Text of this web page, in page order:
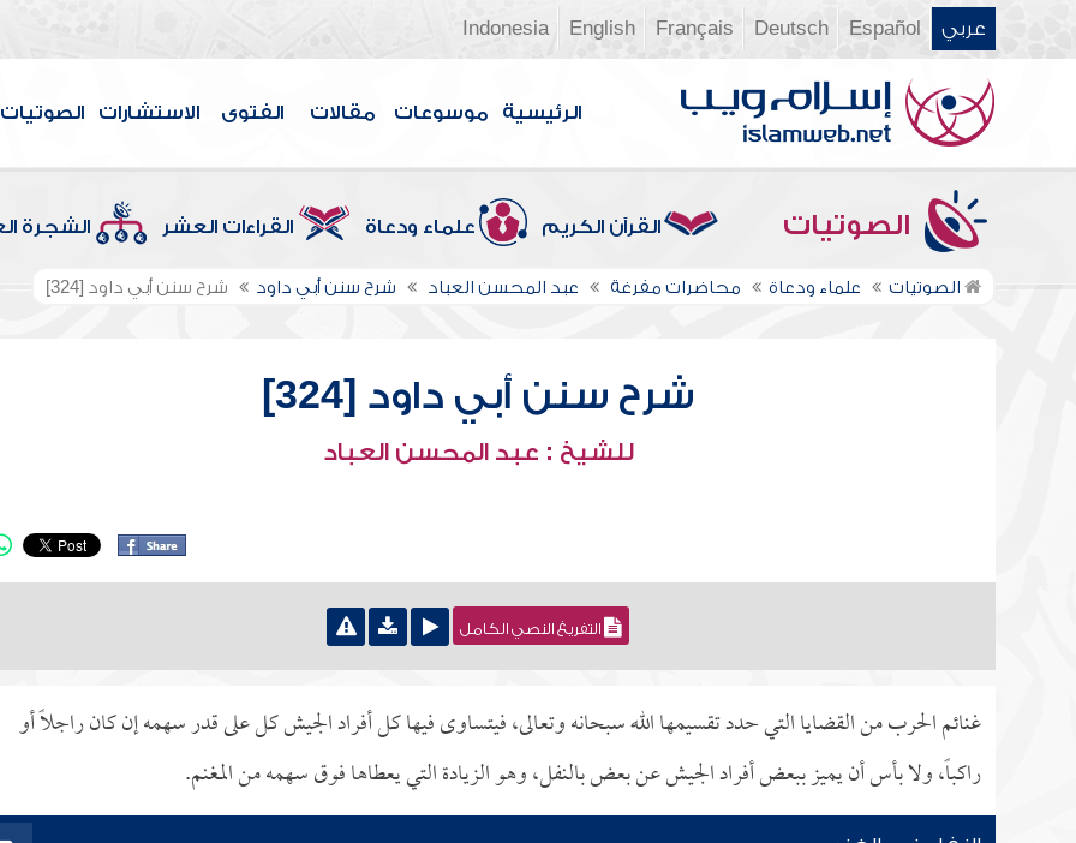
عربي Español
Deutsch
Français
English
Indonesia
الرئيسية موسوعات مقالات الفتوى الاستشارات الصوتيات
الصوتيات القرآن الكريم علماء ودعاة القراءات العشر الشجرة
الصوتيات علماء ودعاة محاضرات مفرغة عبد المحسن العباد شرح سنن أبي داود شرح سنن أبي داود [324]
شرح سنن أبي داود [324]
للشيخ : عبد المحسن العباد
التفريغ النصي الكامل
غنائم الحرب من القضايا التي حدد تقسيمها الله سبحانه وتعالى، فيتساوى فيها كل أفراد الجيش كل على قدر سهمه إن كان راجلاً أو
راكباً، ولا بأس أن يميز ببعض أفراد الجيش عن بعض بالنفل، وهو الزيادة التي يعطاها فوق سهمه من المغنم.